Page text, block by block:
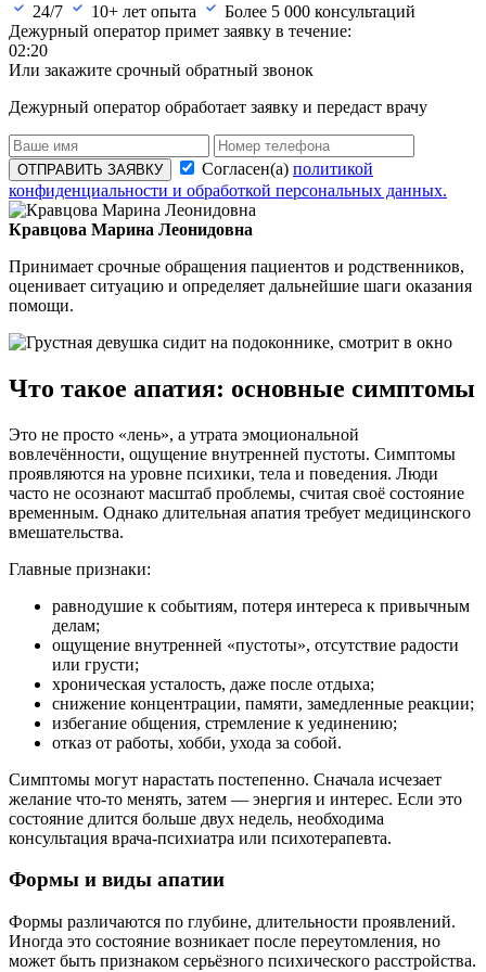
24/7
10+ лет опыта Более 5 000 консультаций
Дежурный оператор примет заявку в течение:
02:20
Или закажите срочный обратный звонок
Дежурный оператор обработает заявку и передаст врачу
ОТПРАВИТЬ ЗАЯВКУ Согласен(а) политикой
конфиденциальности и обработкой персональных данных.
Кравцова Марина Леонидовна
Принимает срочные обращения пациентов и родственников,
оценивает ситуацию и определяет дальнейшие шаги оказания
помощи.
Что такое апатия: основные симптомы
Это не просто «лень», а утрата эмоциональной
вовлечённости, ощущение внутренней пустоты. Симптомы
проявляются на уровне психики, тела и поведения. Люди
часто не осознают масштаб проблемы, считая своё состояние
временным. Однако длительная апатия требует медицинского
вмешательства.
Главные признаки:
равнодушие к событиям, потеря интереса к привычным
делам;
ощущение внутренней «пустоты», отсутствие радости
или грусти;
хроническая усталость, даже после отдыха;
снижение концентрации, памяти, замедленные реакции;
избегание общения, стремление к уединению;
отказ от работы, хобби, ухода за собой.
Симптомы могут нарастать постепенно. Сначала исчезает
желание что-то менять, затем — энергия и интерес. Если это
состояние длится больше двух недель, необходима
консультация врача-психиатра или психотерапевта.
Формы и виды апатии
Формы различаются по глубине, длительности проявлений.
Иногда это состояние возникает после переутомления, но
может быть признаком серьёзного психического расстройства.